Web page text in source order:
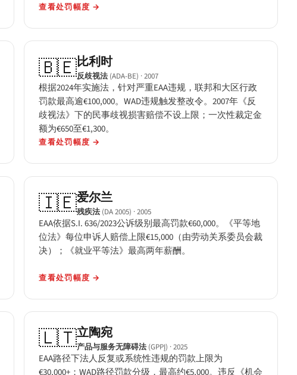
查看处罚幅度 →
🇧🇪比利时
反歧视法 (ADA-BE) · 2007
根据2024年实施法，针对严重EAA违规，联邦和大区行政
罚款最高逾€100,000。WAD违规触发整改令。2007年《反
歧视法》下的民事歧视损害赔偿不设上限；一次性裁定金
额为€650至€1,300。
查看处罚幅度 →
🇮🇪爱尔兰
残疾法 (DA 2005) · 2005
EAA依据S.I. 636/2023公诉级别最高罚款€60,000。《平等地
位法》每位申诉人赔偿上限€15,000（由劳动关系委员会裁
决）；《就业平等法》最高两年薪酬。
查看处罚幅度 →
🇱🇹立陶宛
产品与服务无障碍法 (GPPĮ) · 2025
EAA路径下法人反复或系统性违规的罚款上限为
€30,000+；WAD路径罚款分级，最高约€5,000。违反《机会